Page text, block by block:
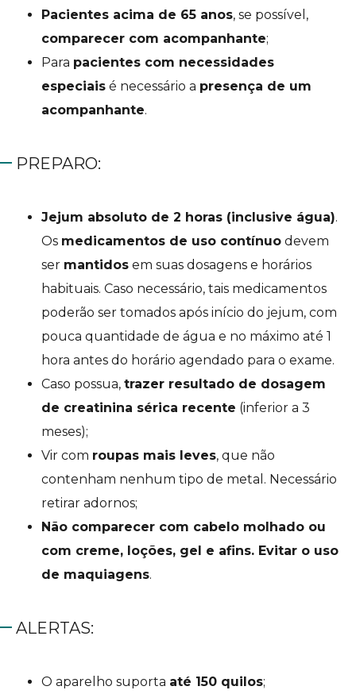
Pacientes acima de 65 anos, se possível,
comparecer com acompanhante;
Para pacientes com necessidades
especiais é necessário a presença de um
acompanhante.
PREPARO:
Jejum absoluto de 2 horas (inclusive água).
Os medicamentos de uso contínuo devem
ser mantidos em suas dosagens e horários
habituais. Caso necessário, tais medicamentos
poderão ser tomados após início do jejum, com
pouca quantidade de água e no máximo até 1
hora antes do horário agendado para o exame.
Caso possua, trazer resultado de dosagem
de creatinina sérica recente (inferior a 3
meses);
Vir com roupas mais leves, que não
contenham nenhum tipo de metal. Necessário
retirar adornos;
Não comparecer com cabelo molhado ou
com creme, loções, gel e afins. Evitar o uso
de maquiagens.
ALERTAS:
O aparelho suporta até 150 quilos;